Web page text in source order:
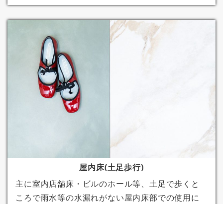
屋内床(土足歩行)
主に室内店舗床・ビルのホール等、土足で歩くと
ころで雨水等の水漏れがない屋内床部での使用に